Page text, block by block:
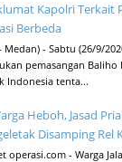
Kapolri Terkait
Berbeda
Medan) - Sabtu (26/9/
pemasangan Baliho
Indonesia tenta...
Heboh, Jasad
Disamping Rel
operasi.com - Warga